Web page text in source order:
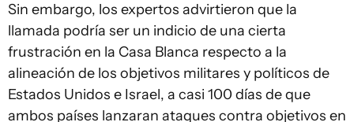
Sin embargo, los expertos advirtieron que la
llamada podría ser un indicio de una cierta
frustración en la Casa Blanca respecto a la
alineación de los objetivos militares y políticos de
Estados Unidos e Israel, a casi 100 días de que
ambos países lanzaran ataques contra objetivos en